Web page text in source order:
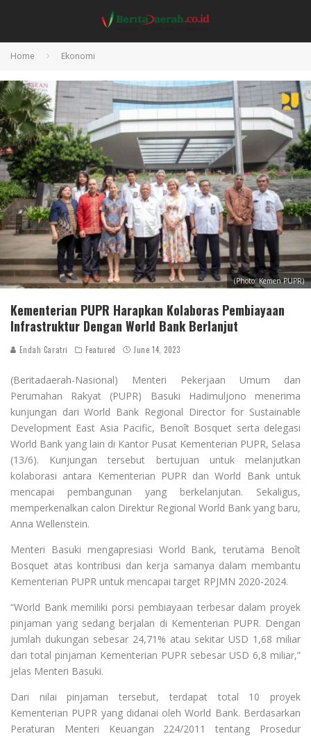
Home Ekonomi
(Photo: Kemen PUPR)
Kementerian PUPR Harapkan Kolaboras Pembiayaan
Infrastruktur Dengan World Bank Berlanjut
Endah Caratri Featured June 14, 2023
(Beritadaerah-Nasional) Menteri Pekerjaan Umum dan
Perumahan Rakyat (PUPR) Basuki Hadimuljono menerima
kunjungan dari World Bank Regional Director for Sustainable
Development East Asia Pacific, Benoît Bosquet serta delegasi
World Bank yang lain di Kantor Pusat Kementerian PUPR, Selasa
(13/6). Kunjungan tersebut bertujuan untuk melanjutkan
kolaborasi antara Kementerian PUPR dan World Bank untuk
mencapai pembangunan yang berkelanjutan. Sekaligus,
memperkenalkan calon Direktur Regional World Bank yang baru,
Anna Wellenstein.
Menteri Basuki mengapresiasi World Bank, terutama Benoît
Bosquet atas kontribusi dan kerja samanya dalam membantu
Kementerian PUPR untuk mencapai target RPJMN 2020-2024.
“World Bank memiliki porsi pembiayaan terbesar dalam proyek
pinjaman yang sedang berjalan di Kementerian PUPR. Dengan
jumlah dukungan sebesar 24,71% atau sekitar USD 1,68 miliar
dari total pinjaman Kementerian PUPR sebesar USD 6,8 miliar,”
jelas Menteri Basuki.
Dari nilai pinjaman tersebut, terdapat total 10 proyek
Kementerian PUPR yang didanai oleh World Bank. Berdasarkan
Peraturan Menteri Keuangan 224/2011 tentang Prosedur